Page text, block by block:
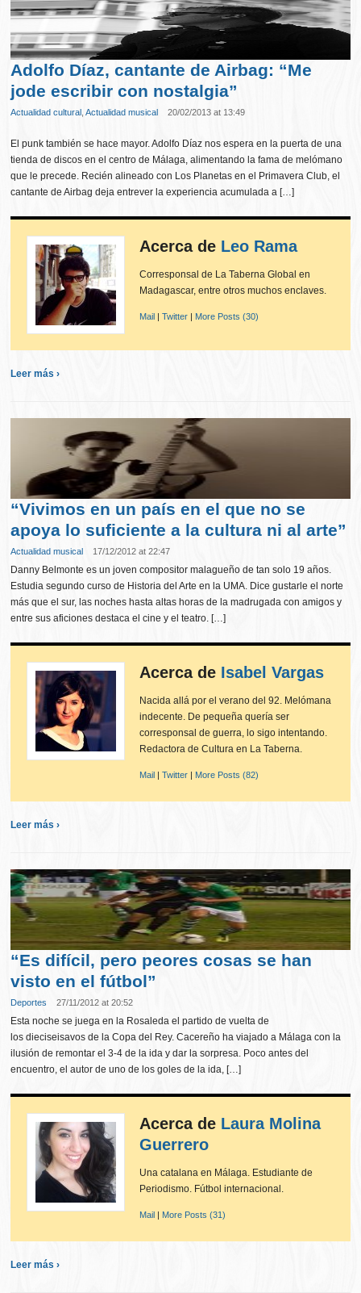
Adolfo Díaz, cantante de Airbag: “Me
jode escribir con nostalgia”
Actualidad cultural ,Actualidad musical 20/02/2013 at 13:49
El punk también se hace mayor. Adolfo Díaz nos espera en la puerta de una
tienda de discos en el centro de Málaga, alimentando la fama de melómano
que le precede. Recién alineado con Los Planetas en el Primavera Club, el
cantante de Airbag deja entrever la experiencia acumulada a […]
Acerca de Leo Rama
Corresponsal de La Taberna Global en
Madagascar, entre otros muchos enclaves.
Mail |Twitter | More Posts (30)
Leer más ›
“Vivimos en un país en el que no se
apoya lo suficiente a la cultura ni al arte”
Actualidad musical 17/12/2012 at 22:47
Danny Belmonte es un joven compositor malagueño de tan solo 19 años.
Estudia segundo curso de Historia del Arte en la UMA. Dice gustarle el norte
más que el sur, las noches hasta altas horas de la madrugada con amigos y
entre sus aficiones destaca el cine y el teatro. […]
Acerca de Isabel Vargas
Nacida allá por el verano del 92. Melómana
indecente. De pequeña quería ser
corresponsal de guerra, lo sigo intentando.
Redactora de Cultura en La Taberna.
Mail |Twitter | More Posts (82)
Leer más ›
“Es difícil, pero peores cosas se han
visto en el fútbol”
Deportes 27/11/2012 at 20:52
Esta noche se juega en la Rosaleda el partido de vuelta de
los dieciseisavos de la Copa del Rey. Cacereño ha viajado a Málaga con la
ilusión de remontar el 3-4 de la ida y dar la sorpresa. Poco antes del
encuentro, el autor de uno de los goles de la ida, […]
Acerca de Laura Molina
Guerrero
Una catalana en Málaga. Estudiante de
Periodismo. Fútbol internacional.
Mail | More Posts (31)
Leer más ›